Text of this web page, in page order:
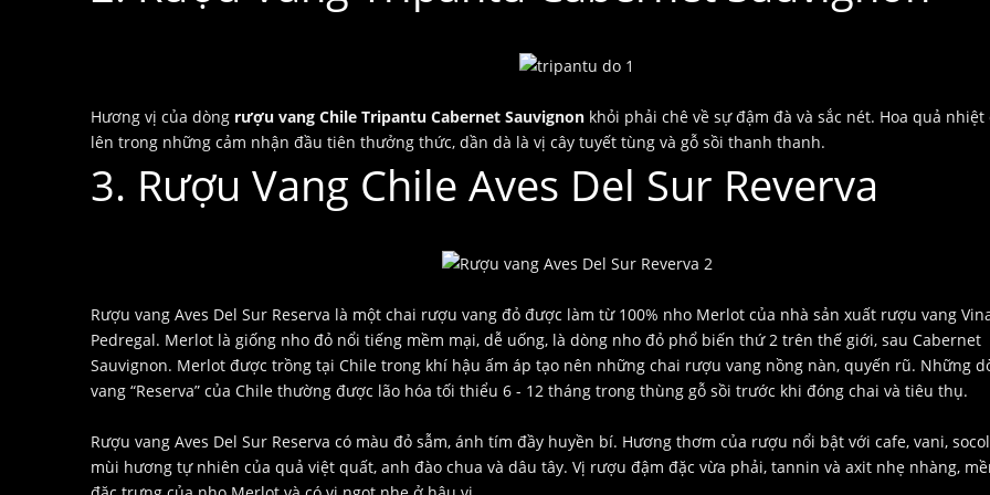
Hương vị của dòng rượu vang Chile Tripantu Cabernet Sauvignon khỏi phải chê về sự đậm đà và sắc nét. Hoa quả
lên trong những cảm nhận đầu tiên thưởng thức, dần dà là vị cây tuyết tùng và gỗ sồi thanh thanh.
3. Rượu Vang Chile Aves Del Sur Reverva
Rượu vang Aves Del Sur Reserva là một chai rượu vang đỏ được làm từ 100% nho Merlot của nhà sản xuất rượu vang
Pedregal. Merlot là giống nho đỏ nổi tiếng mềm mại, dễ uống, là dòng nho đỏ phổ biến thứ 2 trên thế giới, sau Cabernet
Sauvignon. Merlot được trồng tại Chile trong khí hậu ấm áp tạo nên những chai rượu vang nồng nàn, quyến rũ. Những
vang “Reserva” của Chile thường được lão hóa tối thiểu 6 - 12 tháng trong thùng gỗ sồi trước khi đóng chai và tiêu thụ.
Rượu vang Aves Del Sur Reserva có màu đỏ sẫm, ánh tím đầy huyền bí. Hương thơm của rượu nổi bật với cafe, vani,
mùi hương tự nhiên của quả việt quất, anh đào chua và dâu tây. Vị rượu đậm đặc vừa phải, tannin và axit nhẹ nhàng,